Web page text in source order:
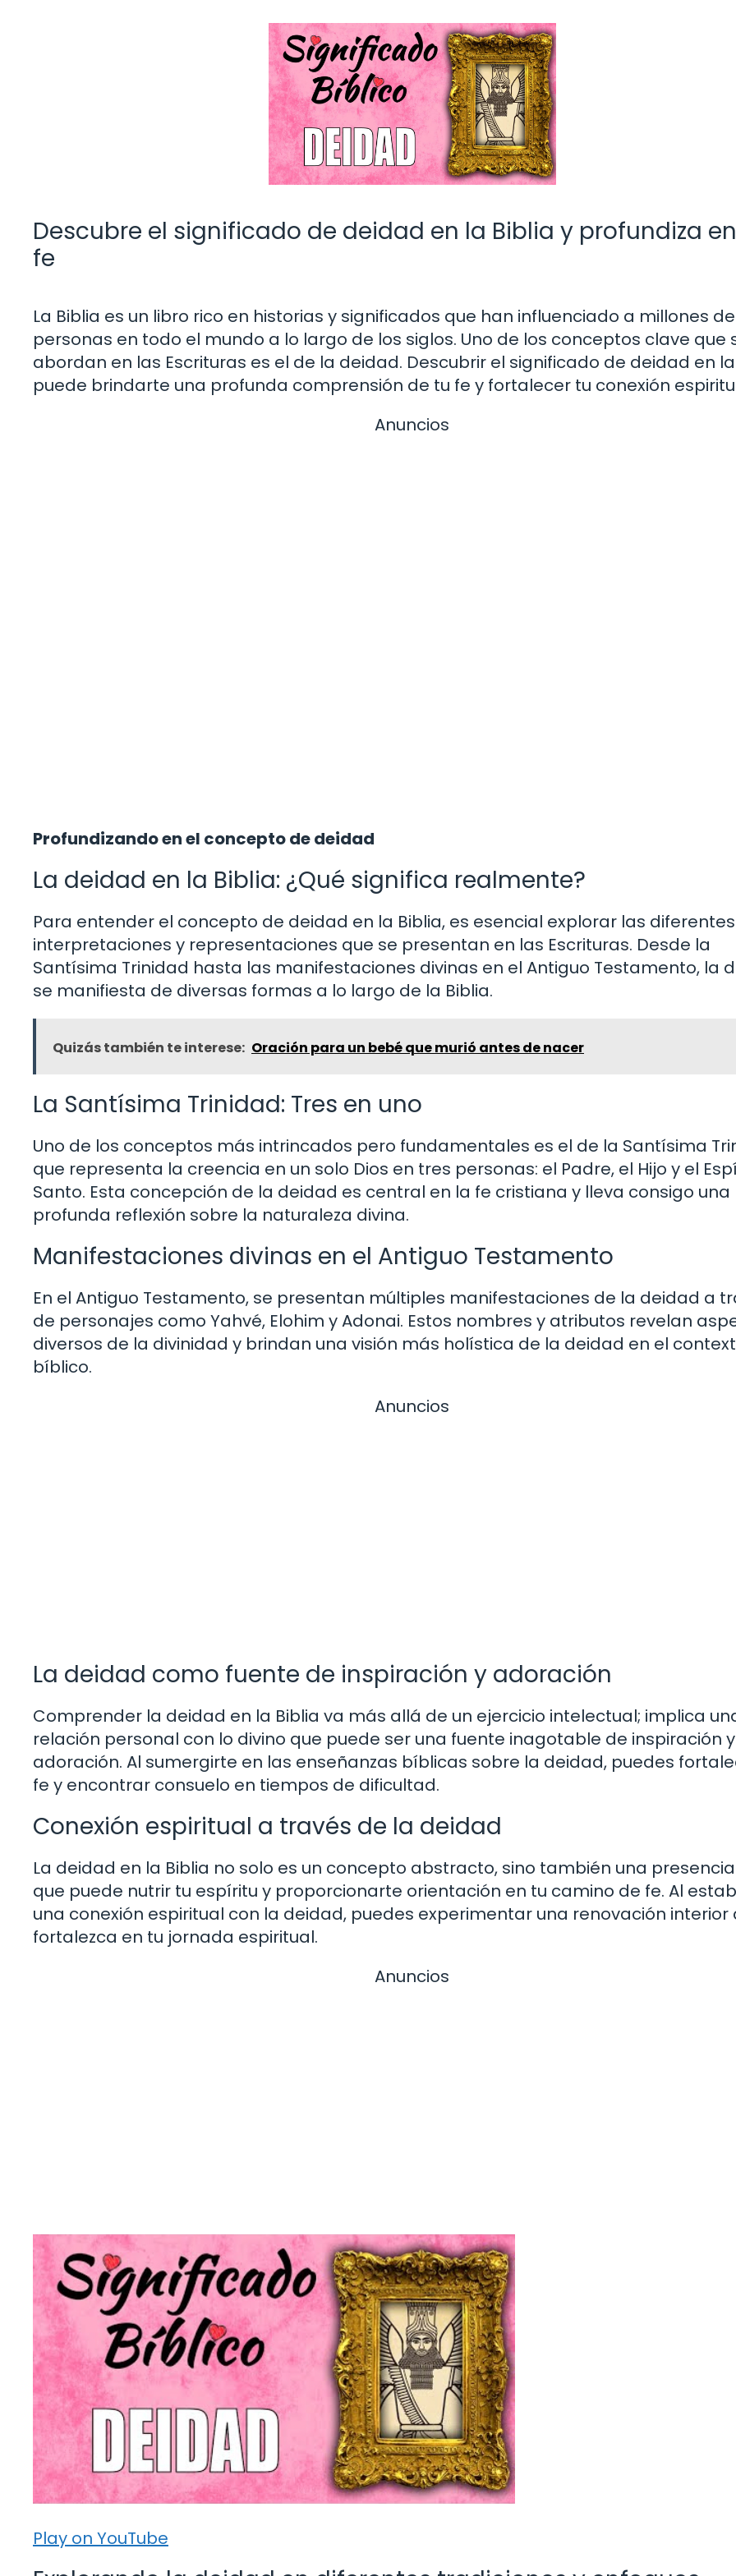
Descubre el significado de deidad en la Biblia y profundiza
fe
La Biblia es un libro rico en historias y significados que han influenciado a millones de
personas en todo el mundo a lo largo de los siglos. Uno de los conceptos clave que
abordan en las Escrituras es el de la deidad. Descubrir el significado de deidad en
puede brindarte una profunda comprensión de tu fe y fortalecer tu conexión
Anuncios
Profundizando en el concepto de deidad
La deidad en la Biblia: ¿Qué significa realmente?
Para entender el concepto de deidad en la Biblia, es esencial explorar las diferentes
interpretaciones y representaciones que se presentan en las Escrituras. Desde la
Santísima Trinidad hasta las manifestaciones divinas en el Antiguo Testamento, la
se manifiesta de diversas formas a lo largo de la Biblia.
Quizás también te interese: Oración para un bebé que murió antes de nacer
La Santísima Trinidad: Tres en uno
Uno de los conceptos más intrincados pero fundamentales es el de la Santísima
que representa la creencia en un solo Dios en tres personas: el Padre, el Hijo y el
Santo. Esta concepción de la deidad es central en la fe cristiana y lleva consigo una
profunda reflexión sobre la naturaleza divina.
Manifestaciones divinas en el Antiguo Testamento
En el Antiguo Testamento, se presentan múltiples manifestaciones de la deidad a
de personajes como Yahvé, Elohim y Adonai. Estos nombres y atributos revelan
diversos de la divinidad y brindan una visión más holística de la deidad en el
bíblico.
Anuncios
La deidad como fuente de inspiración y adoración
Comprender la deidad en la Biblia va más allá de un ejercicio intelectual; implica
relación personal con lo divino que puede ser una fuente inagotable de inspiración y
adoración. Al sumergirte en las enseñanzas bíblicas sobre la deidad, puedes
fe y encontrar consuelo en tiempos de dificultad.
Conexión espiritual a través de la deidad
La deidad en la Biblia no solo es un concepto abstracto, sino también una
que puede nutrir tu espíritu y proporcionarte orientación en tu camino de fe. Al
una conexión espiritual con la deidad, puedes experimentar una renovación interior
fortalezca en tu jornada espiritual.
Anuncios
Play on YouTube